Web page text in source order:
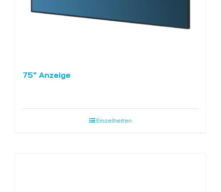
75″ Anzeige
Einzelheiten